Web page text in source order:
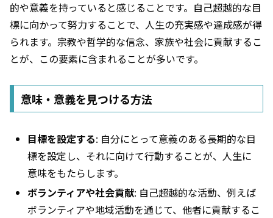
的や意義を持っていると感じることです。自己超越的な目
標に向かって努力することで、人生の充実感や達成感が得
られます。宗教や哲学的な信念、家族や社会に貢献するこ
とが、この要素に含まれることが多いです。
意味・意義を見つける方法
目標を設定する: 自分にとって意義のある長期的な目
標を設定し、それに向けて行動することが、人生に
意味をもたらします。
ボランティアや社会貢献: 自己超越的な活動、例えば
ボランティアや地域活動を通じて、他者に貢献するこ